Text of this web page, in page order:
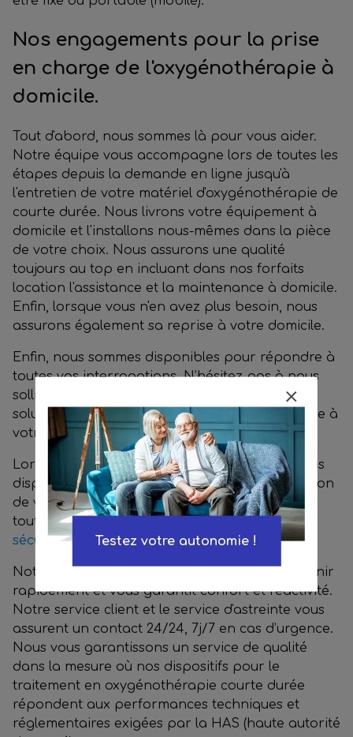
Nos engagements pour la prise
en charge de l'oxygénothérapie à
domicile.
Tout d'abord, nous sommes là pour vous aider.
Notre équipe vous accompagne lors de toutes les
étapes depuis la demande en ligne jusqu'à
l'entretien de votre matériel d'oxygénothérapie de
courte durée. Nous livrons votre équipement à
domicile et l'installons nous-mêmes dans la pièce
de votre choix. Nous assurons une qualité
toujours au top en incluant dans nos forfaits
location l'assistance et la maintenance à domicile.
Enfin, lorsque vous n'en avez plus besoin, nous
assurons également sa reprise à votre domicile.
Enfin, nous sommes disponibles pour répondre à
toutes vos interrogations. N’hésitez pas à nous
solliciter afin que nous vous proposions la
solution de location de matériel la plus adaptée à
votre situation.
Lors de la livraison de votre matériel, nous vous
dispensons également une formation d'utilisation
de votre dispositif médical en vous expliquant
toutes ses fonctionnalités et les
consignes de
sécuritéà respecter lors de son utilisation.
Notre implantation nationale permet d'intervenir
rapidement et vous garantit confort et réactivité.
Notre service client et le service d'astreinte vous
assurent un contact 24/24, 7j/7 en cas d’urgence.
Nous vous garantissons un service de qualité
dans la mesure où nos dispositifs pour le
traitement en oxygénothérapie courte durée
répondent aux performances techniques et
réglementaires exigées par la HAS (haute autorité
Testez votre autonomie !